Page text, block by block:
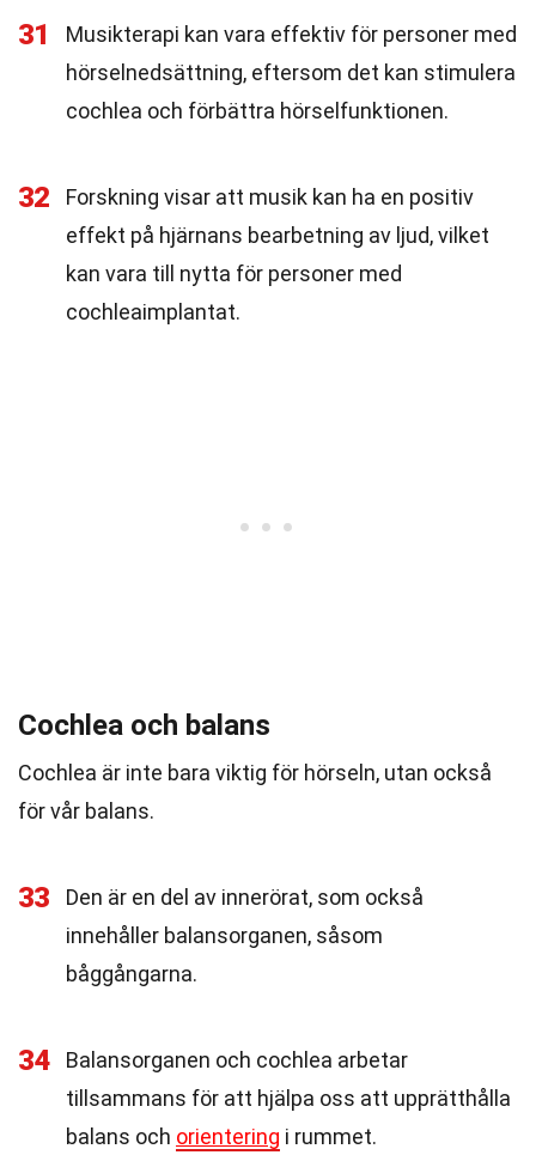
31
Musikterapi kan vara effektiv för personer med
hörselnedsättning, eftersom det kan stimulera
cochlea och förbättra hörselfunktionen.
32
Forskning visar att musik kan ha en positiv
effekt på hjärnans bearbetning av ljud, vilket
kan vara till nytta för personer med
cochleaimplantat.
Cochlea och balans
Cochlea är inte bara viktig för hörseln, utan också
för vår balans.
33
Den är en del av innerörat, som också
innehåller balansorganen, såsom
båggångarna.
34
Balansorganen och cochlea arbetar
tillsammans för att hjälpa oss att upprätthålla
balans och orientering i rummet.